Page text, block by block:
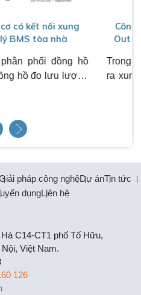
nghệ Đồng hồ nước dạng
kết nối BMS qua cổng
đó, dòng Đồng hồ nước dạng
(Pulse Out) để kết nối BMS
hồ nước CIDONG tại Việt
pháp công nghệDự ánTin tức
dụngLiên hệ
C14-CT1 phố Tố Hữu,
Việt Nam.
126